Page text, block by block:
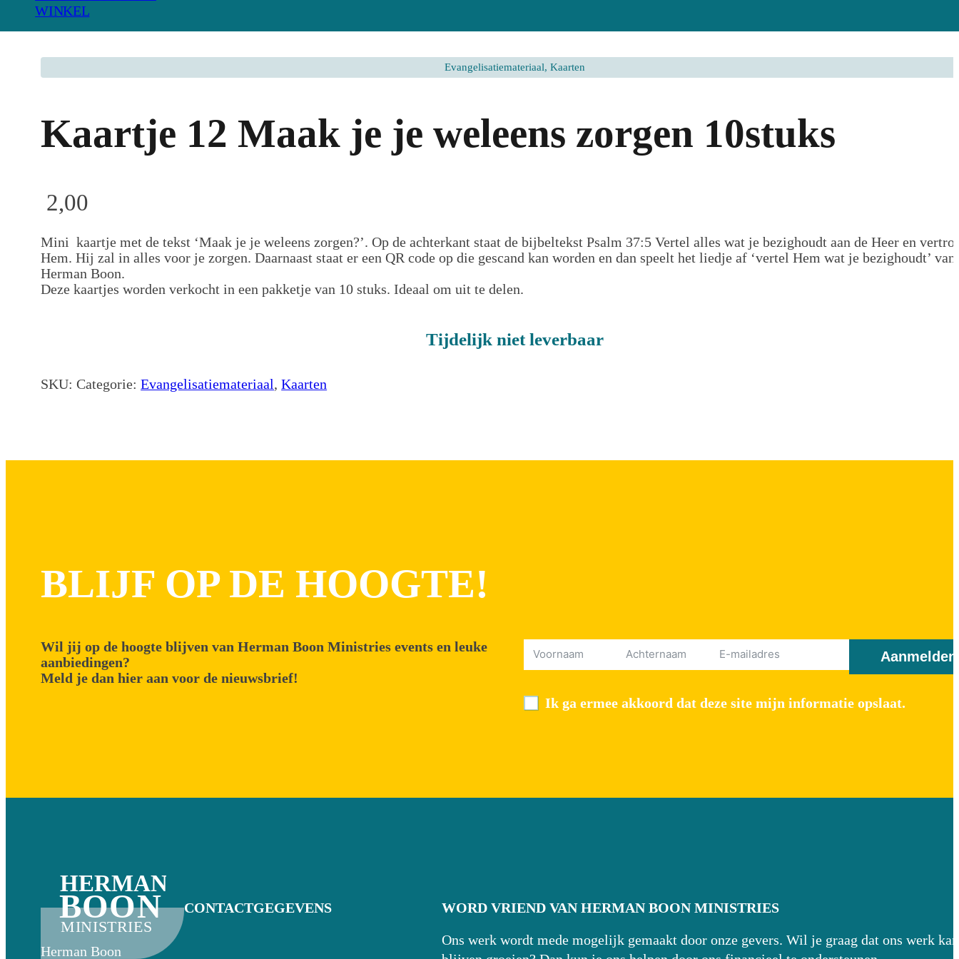
WINKEL
Evangelisatiemateriaal, Kaarten
Kaartje 12 Maak je je weleens zorgen 10stuks
2,00
Mini kaartje met de tekst ‘Maak je je weleens zorgen?’. Op de achterkant staat de bijbeltekst Psalm 37:5 Vertel alles wat je bezighoudt aan de Heer en
Hem. Hij zal in alles voor je zorgen. Daarnaast staat er een QR code op die gescand kan worden en dan speelt het liedje af ‘vertel Hem wat je bezighoudt’ van
Herman Boon.
Deze kaartjes worden verkocht in een pakketje van 10 stuks. Ideaal om uit te delen.
Tijdelijk niet leverbaar
SKU:Categorie:Evangelisatiemateriaal,Kaarten
BLIJF OP DE HOOGTE!
Wil jij op de hoogte blijven van Herman Boon Ministries events en leuke
aanbiedingen?
Meld je dan hier aan voor de nieuwsbrief!
Aanmelden
Ik ga ermee akkoord dat deze site mijn informatie opslaat.
MINISTRIES
BOON
HERMAN
Herman Boon
CONTACTGEGEVENS WORD VRIEND VAN HERMAN BOON MINISTRIES
Ons werk wordt mede mogelijk gemaakt door onze gevers. Wil je graag dat ons werk kan